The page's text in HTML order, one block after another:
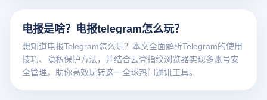
电报是啥？电报telegram怎么玩？
想知道电报Telegram怎么玩？本文全面解析Telegram的使用
技巧、隐私保护方法，并结合云登指纹浏览器实现多账号安
全管理，助你高效玩转这一全球热门通讯工具。